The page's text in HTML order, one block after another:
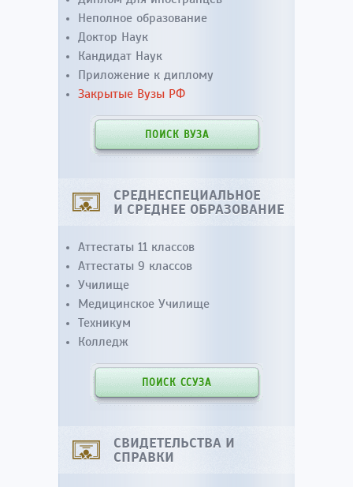
Неполное образование
Доктор Наук
Кандидат Наук
Приложение к диплому
Закрытые Вузы РФ
ПОИСК ВУЗА
СРЕДНЕСПЕЦИАЛЬНОЕ
И СРЕДНЕЕ ОБРАЗОВАНИЕ
Аттестаты 11 классов
Аттестаты 9 классов
Училище
Медицинское Училище
Техникум
Колледж
ПОИСК ССУЗА
СВИДЕТЕЛЬСТВА И
СПРАВКИ